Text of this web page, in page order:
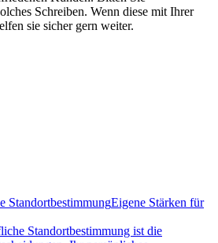
Schreiben. Wenn diese mit Ihrer
sie sicher gern weiter.
StandortbestimmungEigene Stärken für
Standortbestimmung ist die